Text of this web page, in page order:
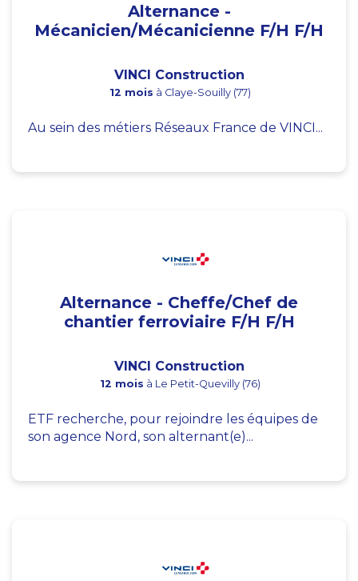
Alternance -
Mécanicien/Mécanicienne F/H F/H
VINCI Construction
12 mois à Claye-Souilly (77)
Au sein des métiers Réseaux France de VINCI...
Alternance - Cheffe/Chef de
chantier ferroviaire F/H F/H
VINCI Construction
12 mois à Le Petit-Quevilly (76)
ETF recherche, pour rejoindre les équipes de
son agence Nord, son alternant(e)...